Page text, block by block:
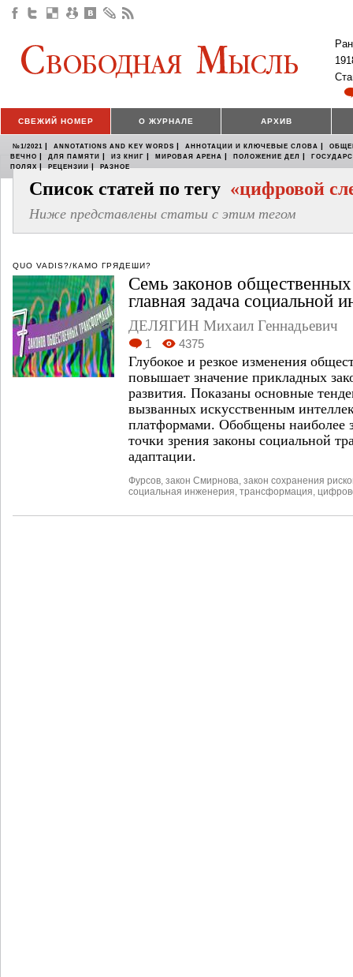
СВЕЖИЙ НОМЕР О ЖУРНАЛЕ АРХИВ
№1/2021 | ANNOTATIONS AND KEY WORDS | АННОТАЦИИ И КЛЮЧЕВЫЕ СЛОВА |
ВЕЧНО | ДЛЯ ПАМЯТИ | ИЗ КНИГ | МИРОВАЯ АРЕНА | ПОЛОЖЕНИЕ ДЕЛ |
ПОЛЯХ | РЕЦЕНЗИИ | РАЗНОЕ
Список статей по тегу «цифровой
Ниже представлены статьи с этим тегом
QUO VADIS?/КАМО ГРЯДЕШИ?
Семь законов
главная задача социальной
ДЕЛЯГИН Михаил Геннадьевич
1 4375
Глубокое и резкое изменения
повышает значение прикладных
развития. Показаны основные
вызванных искусственным
платформами. Обобщены наиболее
точки зрения законы социальной
адаптации.
Фурсов закон Смирнова закон сохранения
социальная инженерия трансформация